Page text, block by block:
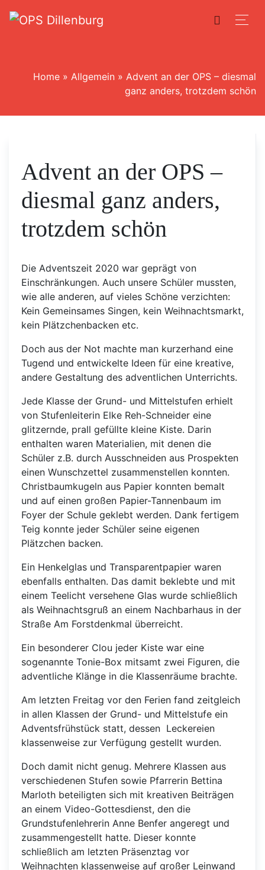
Home » Allgemein » Advent an der OPS – diesmal
ganz anders, trotzdem schön
Advent an der OPS –
diesmal ganz anders,
trotzdem schön
Die Adventszeit 2020 war geprägt von
Einschränkungen. Auch unsere Schüler mussten,
wie alle anderen, auf vieles Schöne verzichten:
Kein Gemeinsames Singen, kein Weihnachtsmarkt,
kein Plätzchenbacken etc.
Doch aus der Not machte man kurzerhand eine
Tugend und entwickelte Ideen für eine kreative,
andere Gestaltung des adventlichen Unterrichts.
Jede Klasse der Grund- und Mittelstufen erhielt
von Stufenleiterin Elke Reh-Schneider eine
glitzernde, prall gefüllte kleine Kiste. Darin
enthalten waren Materialien, mit denen die
Schüler z.B. durch Ausschneiden aus Prospekten
einen Wunschzettel zusammenstellen konnten.
Christbaumkugeln aus Papier konnten bemalt
und auf einen großen Papier-Tannenbaum im
Foyer der Schule geklebt werden. Dank fertigem
Teig konnte jeder Schüler seine eigenen
Plätzchen backen.
Ein Henkelglas und Transparentpapier waren
ebenfalls enthalten. Das damit beklebte und mit
einem Teelicht versehene Glas wurde schließlich
als Weihnachtsgruß an einem Nachbarhaus in der
Straße Am Forstdenkmal überreicht.
Ein besonderer Clou jeder Kiste war eine
sogenannte Tonie-Box mitsamt zwei Figuren, die
adventliche Klänge in die Klassenräume brachte.
Am letzten Freitag vor den Ferien fand zeitgleich
in allen Klassen der Grund- und Mittelstufe ein
Adventsfrühstück statt, dessen Leckereien
klassenweise zur Verfügung gestellt wurden.
Doch damit nicht genug. Mehrere Klassen aus
verschiedenen Stufen sowie Pfarrerin Bettina
Marloth beteiligten sich mit kreativen Beiträgen
an einem Video-Gottesdienst, den die
Grundstufenlehrerin Anne Benfer angeregt und
zusammengestellt hatte. Dieser konnte
schließlich am letzten Präsenztag vor
Weihnachten klassenweise auf großer Leinwand